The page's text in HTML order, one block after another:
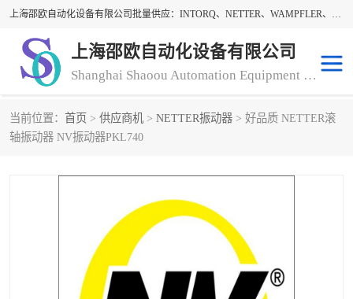
上海邵欧自动化设备有限公司批量供应：INTORQ、NETTER、WAMPFLER、WARNER、WICHITA、三菱离合器、warner离合器、NETTER振动器、WAMPFLER滑触线。上海邵欧自动化设备有限公司提供创新技术与产品解决方案，让客户享有高性价比，优质的产品和服务，我们坚持以持续技术和服务创新为客户不断创造价值。欢迎来电咨询！
上海邵欧自动化设备有限公司
Shanghai Shaoou Automation Equipment Co., Ltd
当前位置： 首页 > 供应商机 > NETTER振动器 > 好品质 NETTER滚
轴振动器 NV振动器PKL740
warner离合器
NETTER振动器 minarik
三菱离合器
BISON GEAR DAYTON
LEESON ELECTRIC carlson制动器